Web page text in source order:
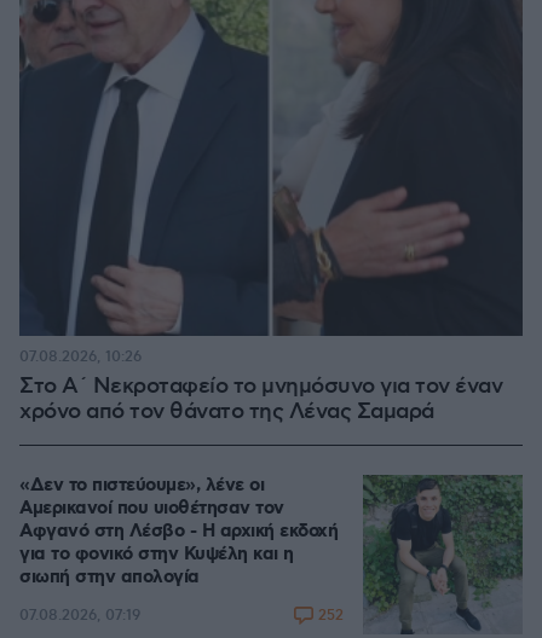
Στο Α΄ Νεκροταφείο το μνημόσυνο για τον έναν
χρόνο από τον θάνατο της Λένας Σαμαρά
07.08.2026, 10:26
«Δεν το πιστεύουμε», λένε οι
Αμερικανοί που υιοθέτησαν τον
Αφγανό στη Λέσβο - Η αρχική εκδοχή
για το φονικό στην Κυψέλη και η
σιωπή στην απολογία
07.08.2026, 07:19 252